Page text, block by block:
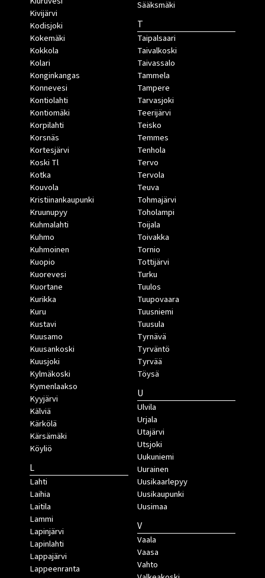
Kivijärvi
Kodisjoki
Kokemäki
Kokkola
Kolari
Konginkangas
Konnevesi
Kontiolahti
Kontiomäki
Korpilahti
Korsnäs
Kortesjärvi
Koski Tl
Kotka
Kouvola
Kristiinankaupunki
Kruunupyy
Kuhmalahti
Kuhmo
Kuhmoinen
Kuopio
Kuorevesi
Kuortane
Kurikka
Kuru
Kustavi
Kuusamo
Kuusankoski
Kuusjoki
Kylmäkoski
Kymenlaakso
Kyyjärvi
Kälviä
Kärkölä
Kärsämäki
Köyliö
L
Lahti
Laihia
Laitila
Lammi
Lapinjärvi
Lapinlahti
Lappajärvi
Lappeenranta
Sääksmäki
T
Taipalsaari
Taivalkoski
Taivassalo
Tammela
Tampere
Tarvasjoki
Teerijärvi
Teisko
Temmes
Tenhola
Tervo
Tervola
Teuva
Tohmajärvi
Toholampi
Toijala
Toivakka
Tornio
Tottijärvi
Turku
Tuulos
Tuupovaara
Tuusniemi
Tuusula
Tyrnävä
Tyrväntö
Tyrvää
Töysä
U
Ulvila
Urjala
Utajärvi
Utsjoki
Uukuniemi
Uurainen
Uusikaarlepyy
Uusikaupunki
Uusimaa
V
Vaala
Vaasa
Vahto